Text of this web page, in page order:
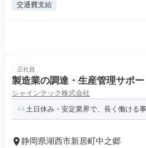
交通費支給
正社員
製造業の調達・生産管理サポ
シャインテック株式会社
土日休み・安定業界で、長く働ける事
静岡県湖西市新居町中之郷